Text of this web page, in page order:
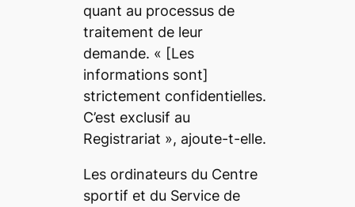
quant au processus de
traitement de leur
demande. « [Les
informations sont]
strictement confidentielles.
C’est exclusif au
Registrariat », ajoute-t-elle.
Les ordinateurs du Centre
sportif et du Service de